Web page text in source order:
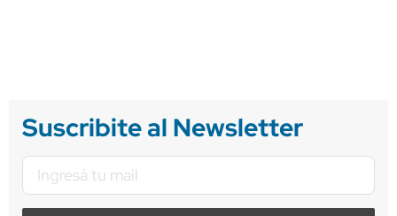
Suscribite al Newsletter